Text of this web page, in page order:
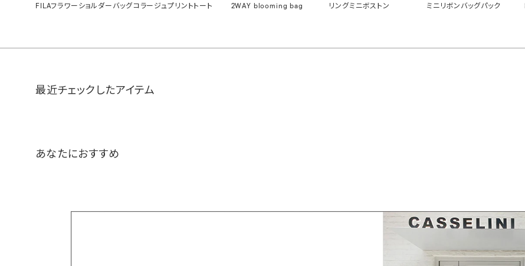
FILAフラワーショルダーバッグ コラージュプリントトート 2WAY blooming bag リングミニボストン ミニリボンバッグパック
最近チェックしたアイテム
あなたにおすすめ